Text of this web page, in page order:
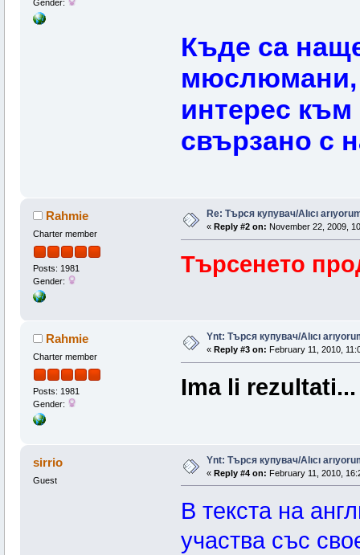
Gender:
Къде са
мюслюмани,
интерес
свързано с
Rahmie
Charter member
Posts: 1981
Gender:
Re: Търся купувач/Alıcı
« Reply #2 on: November 22, 2009,
Търсенето
Rahmie
Charter member
Posts: 1981
Gender:
Ynt: Търся купувач/Alıcı
« Reply #3 on: February 11, 2010,
Ima li
sirrio
Guest
Ynt: Търся купувач/Alıcı
« Reply #4 on: February 11, 2010,
В текста на
участва със